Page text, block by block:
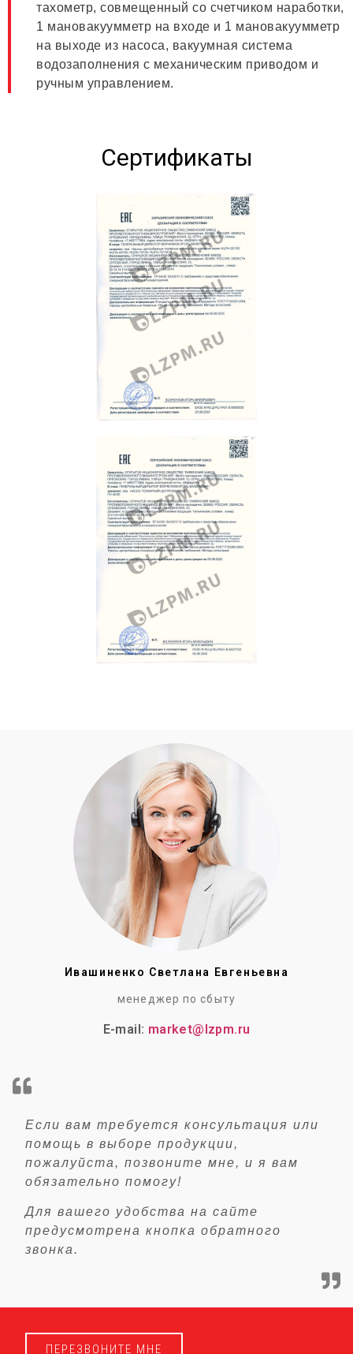
тахометр, совмещенный со счетчиком наработки,
1 мановакуумметр на входе и 1 мановакуумметр
на выходе из насоса, вакуумная система
водозаполнения с механическим приводом и
ручным управлением.
Сертификаты
Ивашиненко Светлана Евгеньевна
менеджер по сбыту
E-mail: market@lzpm.ru
Если вам требуется консультация или
помощь в выборе продукции,
пожалуйста, позвоните мне, и я вам
обязательно помогу!
Для вашего удобства на сайте
предусмотрена кнопка обратного
звонка.
ПЕРЕЗВОНИТЕ МНЕ